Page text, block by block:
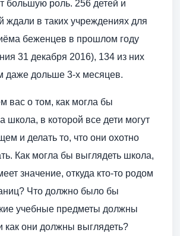
большую роль. 256 детей и
ждали в таких учреждениях для
беженцев в прошлом году
31 декабря 2016), 134 из них
даже дольше 3-х месяцев.
вас о том, как могла бы
школа, в которой все дети могут
и делать то, что они охотно
Как могла бы выглядеть школа,
значение, откуда кто-то родом
Что должно было бы
учебные предметы должны
как они должны выглядеть?